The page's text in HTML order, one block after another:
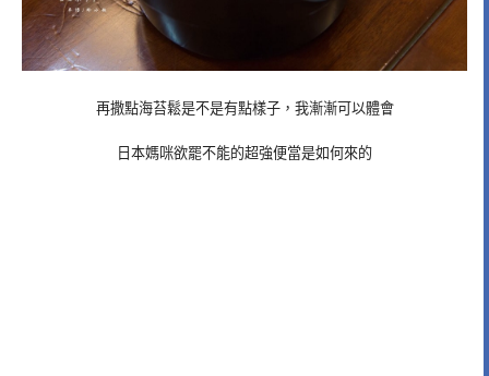
再撒點海苔鬆是不是有點樣子，我漸漸可以體會
日本媽咪欲罷不能的超強便當是如何來的